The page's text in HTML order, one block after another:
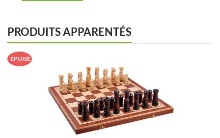
PRODUITS APPARENTÉS
ÉPUISÉ